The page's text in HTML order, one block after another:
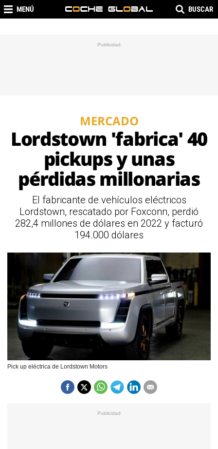
MENÚ BUSCAR
MERCADO
Lordstown 'fabrica' 40
pickups y unas
pérdidas millonarias
El fabricante de vehículos eléctricos
Lordstown, rescatado por Foxconn, perdió
282,4 millones de dólares en 2022 y facturó
194.000 dólares
Pick up eléctrica de Lordstown Motors